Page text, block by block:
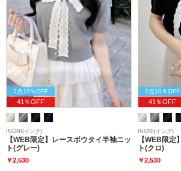
2点10％OFF
41％OFF
INGNI(イング)
【WEB限定】レースボウタイ半袖ニッ
ト(グレー)
￥2,530
2点10％OFF
41％OFF
INGNI(イング)
【WEB限定
ト(クロ)
￥2,530